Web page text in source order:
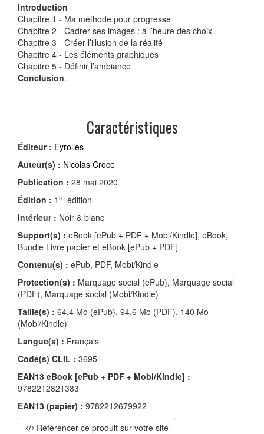
Introduction
Chapitre 1 - Ma méthode pour progresse
Chapitre 2 - Cadrer ses images : à l’heure des choix
Chapitre 3 - Créer l’illusion de la réalité
Chapitre 4 - Les éléments graphiques
Chapitre 5 - Définir l’ambiance
Conclusion.
Caractéristiques
Éditeur : Eyrolles
Auteur(s) : Nicolas Croce
Publication : 28 mai 2020
Édition : 1 re édition
Intérieur : Noir & blanc
Support(s) : eBook [ePub + PDF + Mobi/Kindle], eBook,
Bundle Livre papier et eBook [ePub + PDF]
Contenu(s) : ePub, PDF, Mobi/Kindle
Protection(s) : Marquage social (ePub), Marquage social
(PDF), Marquage social (Mobi/Kindle)
Taille(s) : 64,4 Mo (ePub), 94,6 Mo (PDF), 140 Mo
(Mobi/Kindle)
Langue(s) : Français
Code(s) CLIL : 3695
EAN13 eBook [ePub + PDF + Mobi/Kindle] :
9782212821383
EAN13 (papier) : 9782212679922
Référencer ce produit sur votre site